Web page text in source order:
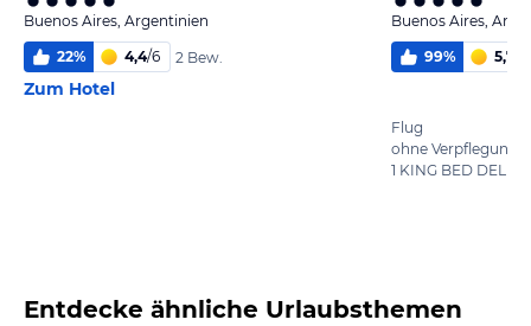
Buenos Aires, Argentinien
22% 4,4/6 2 Bew.
Zum Hotel
Buenos Aires,
99% 5,7
Flug
ohne Verpflegung
Entdecke ähnliche Urlaubsthemen